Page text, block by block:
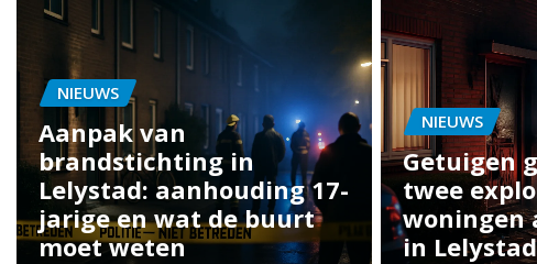
NIEUWS
Aanpak van
brandstichting in
Lelystad: aanhouding 17-
jarige en wat de buurt
moet weten
NIEUWS
Getuigen
twee
woningen
in Lelystad